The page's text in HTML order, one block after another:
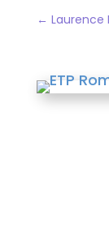
← Laurence